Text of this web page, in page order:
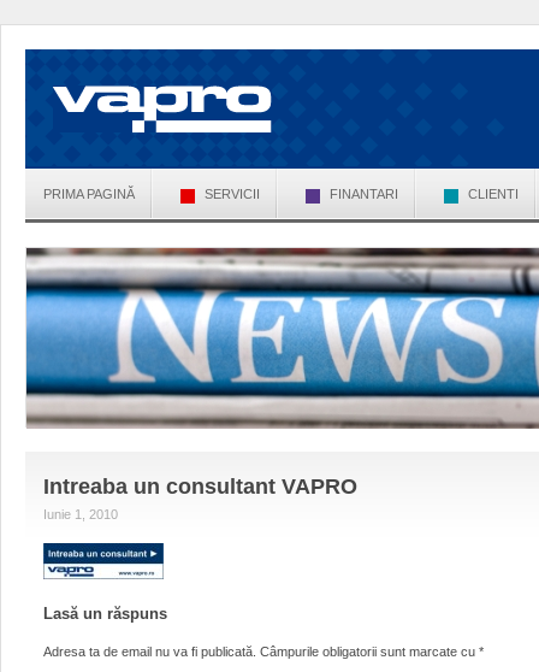
PRIMA PAGINĂ SERVICII FINANTARI CLIENTI
Intreaba un consultant VAPRO
Iunie 1, 2010
Lasă un răspuns
Adresa ta de email nu va fi publicată. Câmpurile obligatorii sunt marcate cu *